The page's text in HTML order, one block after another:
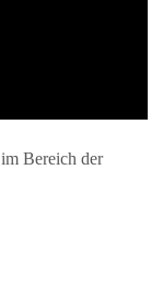
Bereich der